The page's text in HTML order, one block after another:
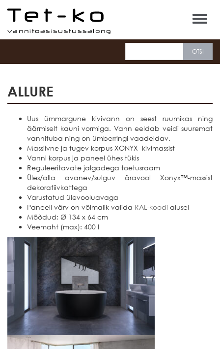
Tet-ko
ALLURE
Uus ümmargune kivivann on seest ruumikas ning
äärmiselt kauni vormiga. Vann eeldab veidi suuremat
vannituba ning on ümberringi vaadeldav.
Massiivne ja tugev korpus XONYX kivimassist
Vanni korpus ja paneel ühes tükis
Reguleeritavate jalgadega toetusraam
Üles/alla avanev/sulguv äravool Xonyx™-massist
dekoratiivkattega
Varustatud ülevooluavaga
Paneeli värv on võimalik valida RAL-koodi alusel
Mõõdud: Ø 134 x 64 cm
Veemaht (max): 400 l